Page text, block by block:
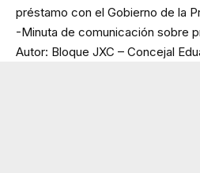
préstamo con el Gobierno de la
-Minuta de comunicación sobre
Autor: Bloque JXC – Concejal